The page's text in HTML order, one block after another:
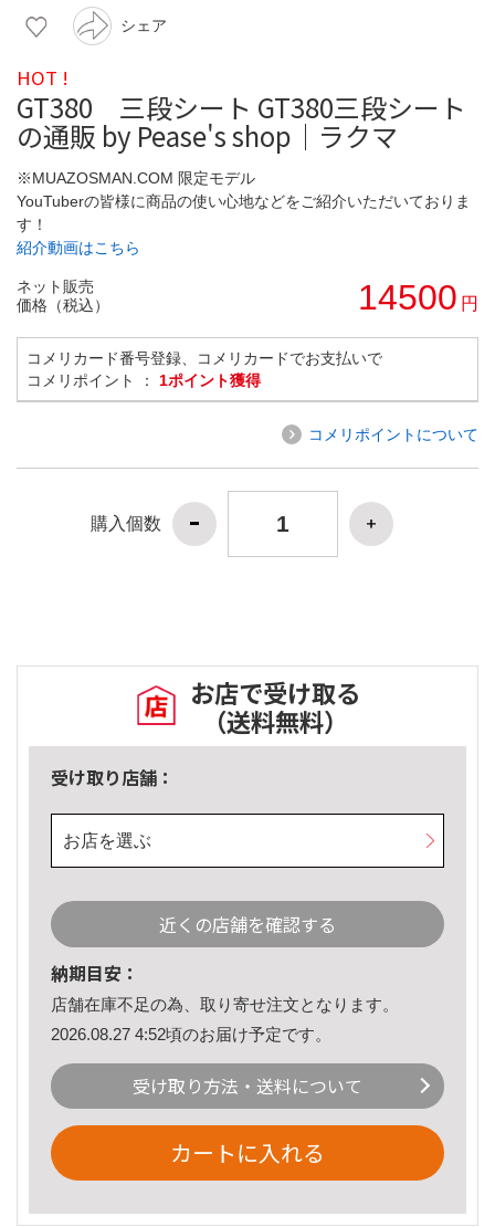
シェア
HOT !
GT380 三段シート GT380三段シート
の通販 by Pease's shop｜ラクマ
※MUAZOSMAN.COM 限定モデル
YouTuberの皆様に商品の使い心地などをご紹介いただいておりま
す！
紹介動画はこちら
ネット販売
価格（税込）
14500 円
コメリカード番号登録、コメリカードでお支払いで
コメリポイント ： 1ポイント獲得
コメリポイントについて
購入個数
お店で受け取る
（送料無料）
受け取り店舗：
お店を選ぶ
近くの店舗を確認する
納期目安：
店舗在庫不足の為、取り寄せ注文となります。
2026.08.27 4:52頃のお届け予定です。
受け取り方法・送料について
カートに入れる